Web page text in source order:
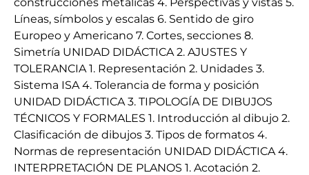
Líneas, símbolos y escalas 6. Sentido de giro
Europeo y Americano 7. Cortes, secciones 8.
Simetría UNIDAD DIDÁCTICA 2. AJUSTES Y
TOLERANCIA 1. Representación 2. Unidades 3.
Sistema ISA 4. Tolerancia de forma y posición
UNIDAD DIDÁCTICA 3. TIPOLOGÍA DE DIBUJOS
TÉCNICOS Y FORMALES 1. Introducción al dibujo 2.
Clasificación de dibujos 3. Tipos de formatos 4.
Normas de representación UNIDAD DIDÁCTICA 4.
INTERPRETACIÓN DE PLANOS 1. Acotación 2.